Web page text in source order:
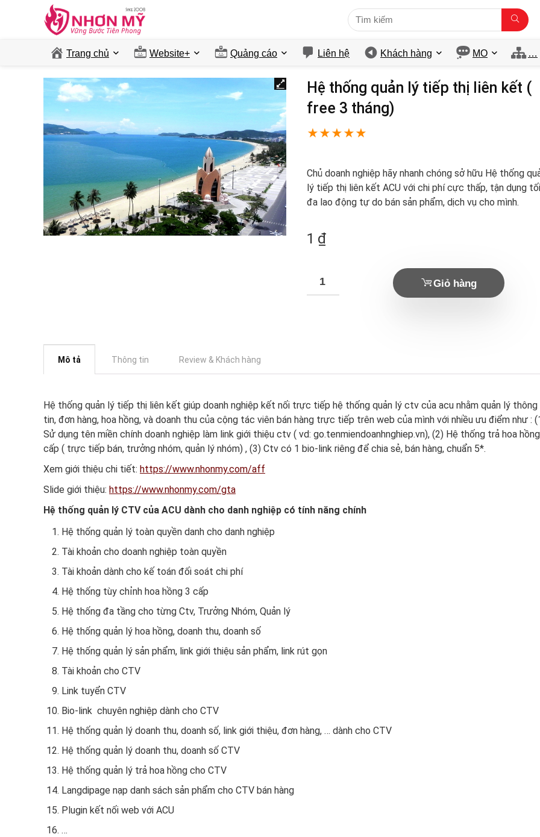
Trang chủ Website+ Quảng cáo Liên hệ Khách hàng MO …
Hệ thống quản lý tiếp thị liên kết (
free 3 tháng)
★★★★★
Chủ doanh nghiệp hãy nhanh chóng sở hữu Hệ thống
lý tiếp thị liên kết ACU với chi phí cực thấp, tận dụng tối
đa lao động tự do bán sản phẩm, dịch vụ cho mình.
1 ₫
Giỏ hàng
Mô tả Thông tin Review & Khách hàng
Hệ thống quản lý tiếp thị liên kết giúp doanh nghiệp kết nối trực tiếp hệ thống quản lý ctv của acu nhằm quản lý thông
tin, đơn hàng, hoa hồng, và doanh thu của cộng tác viên bán hàng trực tiếp trên web của mình với nhiều ưu điểm như :
Sử dụng tên miền chính doanh nghiệp làm link giới thiệu ctv ( vd: go.tenmiendoanhnghiep.vn), (2) Hệ thống trả hoa
cấp ( trực tiếp bán, trưởng nhóm, quản lý nhóm) , (3) Ctv có 1 bio-link riêng để chia sẻ, bán hàng, chuẩn 5*.
Xem giới thiệu chi tiết: https://www.nhonmy.com/aff
Slide giới thiệu: https://www.nhonmy.com/gta
Hệ thống quản lý CTV của ACU dành cho danh nghiệp có tính năng chính
Hệ thống quản lý toàn quyền danh cho danh nghiệp
Tài khoản cho doanh nghiệp toàn quyền
Tài khoản dành cho kế toán đối soát chi phí
Hệ thống tùy chỉnh hoa hồng 3 cấp
Hệ thống đa tầng cho từng Ctv, Trưởng Nhóm, Quản lý
Hệ thống quản lý hoa hồng, doanh thu, doanh số
Hệ thống quản lý sản phẩm, link giới thiệu sản phẩm, link rút gọn
Tài khoản cho CTV
Link tuyển CTV
Bio-link chuyên nghiệp dành cho CTV
Hệ thống quản lý doanh thu, doanh số, link giới thiệu, đơn hàng, … dành cho CTV
Hệ thống quản lý doanh thu, doanh số CTV
Hệ thống quản lý trả hoa hồng cho CTV
Langdipage nạp danh sách sản phẩm cho CTV bán hàng
Plugin kết nối web với ACU
…